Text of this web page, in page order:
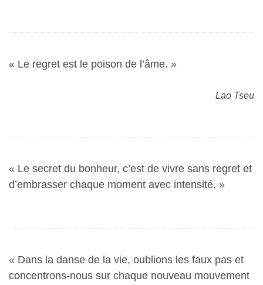
« Le regret est le poison de l’âme. »
Lao Tseu
« Le secret du bonheur, c’est de vivre sans regret et
d’embrasser chaque moment avec intensité. »
« Dans la danse de la vie, oublions les faux pas et
concentrons-nous sur chaque nouveau mouvement